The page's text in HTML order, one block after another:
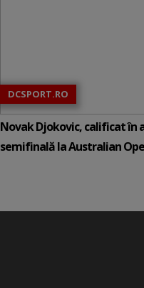
DCSPORT.RO
Novak Djokovic, calificat în
semifinală la Australian